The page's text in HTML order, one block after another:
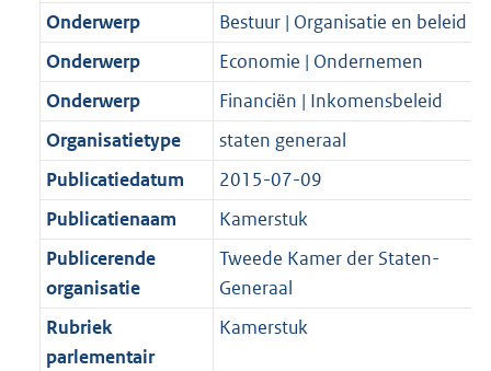
Onderwerp
Bestuur | Organisatie en beleid
Onderwerp
Economie | Ondernemen
Onderwerp
Financiën | Inkomensbeleid
Organisatietype
staten generaal
Publicatiedatum
2015-07-09
Publicatienaam
Kamerstuk
Publicerende
organisatie
Tweede Kamer der Staten-
Generaal
Rubriek
parlementair
Kamerstuk